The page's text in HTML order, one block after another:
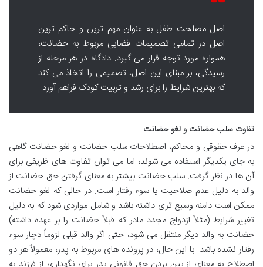
اصل مصلحت طفل به عنوان مهم ترین و حاکم ترین
اصل در تمامی تصمیمات قضایی مربوط به حضانت،
همواره مورد توجه قرار می گیرد. دادگاه در هر مرحله از
رسیدگی، بر مبنای این اصل، تصمیمی را اتخاذ می کند
که بهترین شرایط را برای رشد و تربیت کودک فراهم آورد.
تفاوت سلب حضانت و لغو حضانت
در عرف حقوقی و محاکم، اصطلاحات سلب حضانت و لغو حضانت گاهی
به جای یکدیگر استفاده می شوند، اما می توان تفاوت های ظریفی برای
آن ها در نظر گرفت. سلب حضانت بیشتر به معنای گرفتن حق حضانت از
والد به دلیل عدم صلاحیت یا سوء رفتار است. در حالی که لغو حضانت
ممکن است دامنه وسیع تری داشته باشد و شامل مواردی شود که به دلیل
تغییر شرایط (مثلاً ازدواج مجدد مادر که قبلاً حضانت را بر عهده داشته)
حضانت به والد دیگر منتقل می شود، حتی اگر والد قبلی لزوماً دچار سوء
رفتار نشده باشد. با این حال، در پرونده های مربوط به پدر، معمولاً هر دو